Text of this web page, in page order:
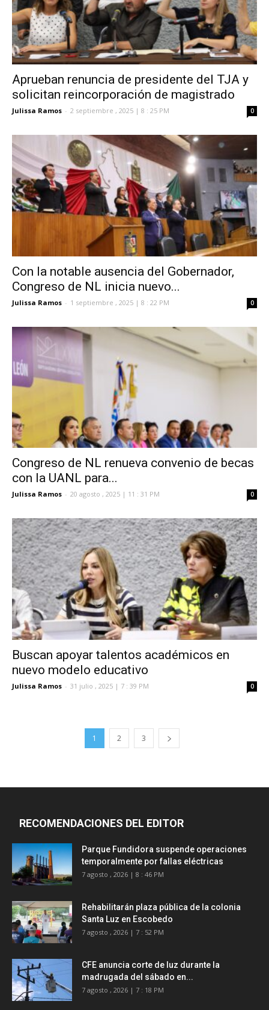
Aprueban renuncia de presidente del TJA y
solicitan reincorporación de magistrado
Julissa Ramos - 2 septiembre , 2025 | 8 : 25 PM 0
Con la notable ausencia del Gobernador,
Congreso de NL inicia nuevo...
Julissa Ramos - 1 septiembre , 2025 | 8 : 22 PM 0
Congreso de NL renueva convenio de becas
con la UANL para...
Julissa Ramos - 20 agosto , 2025 | 11 : 31 PM 0
Buscan apoyar talentos académicos en
nuevo modelo educativo
Julissa Ramos - 31 julio , 2025 | 7 : 39 PM 0
1 2 3
RECOMENDACIONES DEL EDITOR
Parque Fundidora suspende operaciones
temporalmente por fallas eléctricas
7 agosto , 2026 | 8 : 46 PM
Rehabilitarán plaza pública de la colonia
Santa Luz en Escobedo
7 agosto , 2026 | 7 : 52 PM
CFE anuncia corte de luz durante la
madrugada del sábado en...
7 agosto , 2026 | 7 : 18 PM